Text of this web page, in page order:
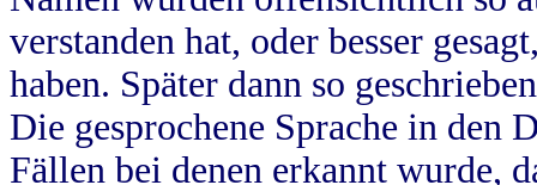
verstanden hat, oder besser
haben. Später dann so
Die gesprochene Sprache in
Fällen bei denen erkannt wurde,